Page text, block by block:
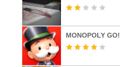
MONOPOLY GO!